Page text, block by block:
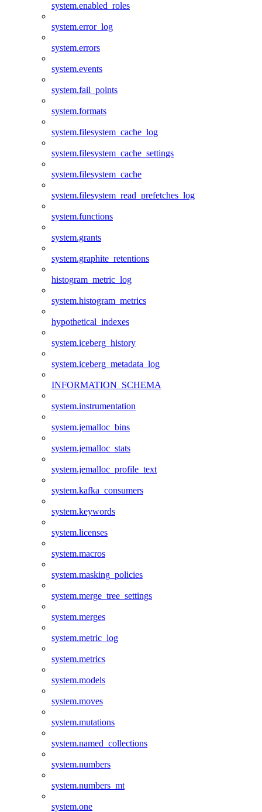
system.enabled_roles
system.error_log
system.errors
system.events
system.fail_points
system.formats
system.filesystem_cache_log
system.filesystem_cache_settings
system.filesystem_cache
system.filesystem_read_prefetches_log
system.functions
system.grants
system.graphite_retentions
histogram_metric_log
system.histogram_metrics
hypothetical_indexes
system.iceberg_history
system.iceberg_metadata_log
INFORMATION_SCHEMA
system.instrumentation
system.jemalloc_bins
system.jemalloc_stats
system.jemalloc_profile_text
system.kafka_consumers
system.keywords
system.licenses
system.macros
system.masking_policies
system.merge_tree_settings
system.merges
system.metric_log
system.metrics
system.models
system.moves
system.mutations
system.named_collections
system.numbers
system.numbers_mt
system.one